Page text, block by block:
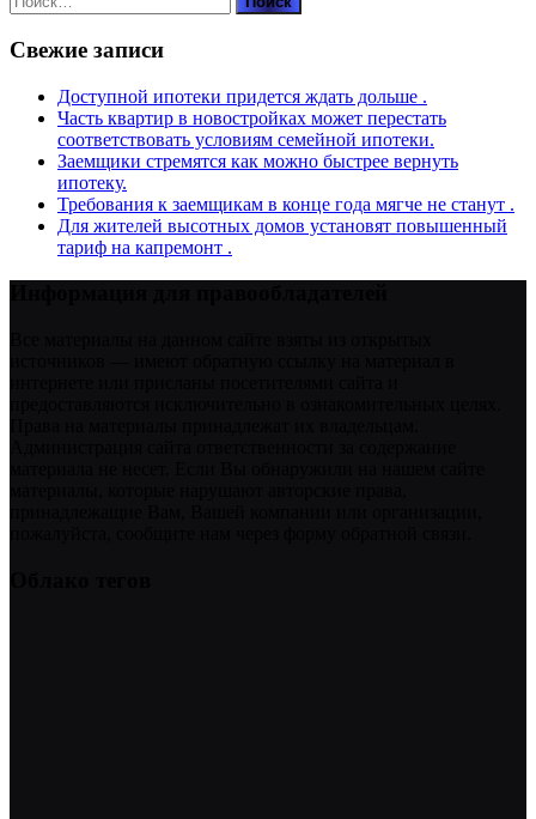
Свежие записи
Доступной ипотеки придется ждать дольше .
Часть квартир в новостройках может перестать
соответствовать условиям семейной ипотеки.
Заемщики стремятся как можно быстрее вернуть
ипотеку.
Требования к заемщикам в конце года мягче не станут .
Для жителей высотных домов установят повышенный
тариф на капремонт .